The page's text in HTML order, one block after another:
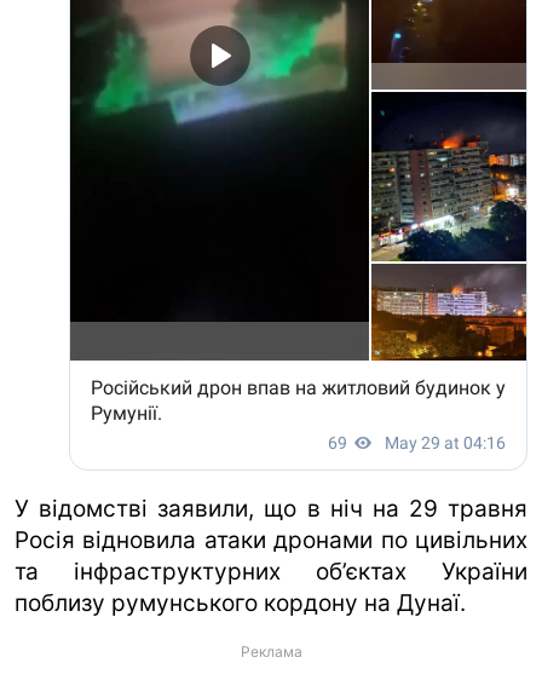
У відомстві заявили, що в ніч на 29 травня
Росія відновила атаки дронами по цивільних
та інфраструктурних об’єктах України
поблизу румунського кордону на Дунаї.
Реклама